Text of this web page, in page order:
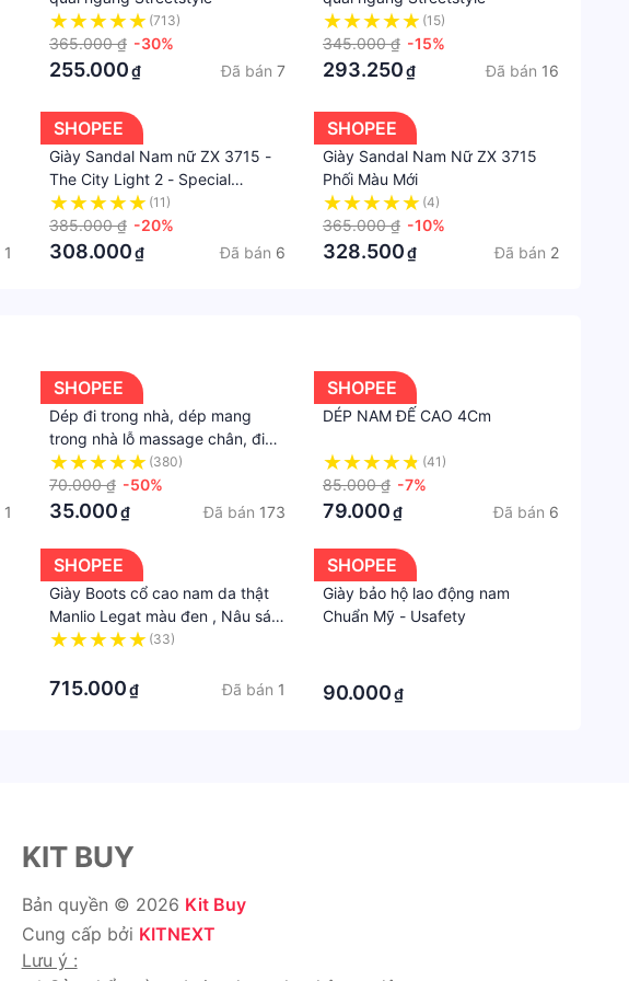
(713)
365.000 ₫ -30%
255.000₫ Đã bán 7
(15)
345.000 ₫ -15%
293.250₫ Đã bán 16
1
SHOPEE
Giày Sandal Nam nữ ZX 3715 -
The City Light 2 - Special
Version
(11)
385.000 ₫ -20%
308.000₫ Đã bán 6
SHOPEE
Giày Sandal Nam Nữ ZX 3715
Phối Màu Mới
(4)
365.000 ₫ -10%
328.500₫ Đã bán 2
1
SHOPEE
Dép đi trong nhà, dép mang
trong nhà lỗ massage chân, đi
trong văn phòng, nhà tắm Siêu
Êm SP79
(380)
70.000 ₫ -50%
35.000₫ Đã bán 173
SHOPEE
DÉP NAM ĐẾ CAO 4Cm
(41)
85.000 ₫ -7%
79.000₫ Đã bán 6
SHOPEE
Giày Boots cổ cao nam da thật
Manlio Legat màu đen , Nâu sáp
G5261- B , G4261-BN
(33)
715.000₫ Đã bán 1
SHOPEE
Giày bảo hộ lao động nam
Chuẩn Mỹ - Usafety
90.000₫
KIT BUY
Bản quyền © 2026 Kit Buy
Cung cấp bởi KITNEXT
Lưu ý :